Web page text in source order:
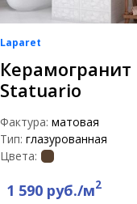
Laparet
Керамогранит
Statuario
Фактура: матовая
Тип: глазурованная
Цвета:
1 590 руб./м2